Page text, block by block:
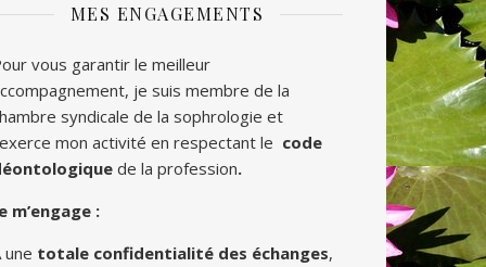
MES ENGAGEMENTS
vous garantir le meilleur
je suis membre de la
syndicale de la sophrologie et
mon activité en respectant le code
de la profession.
m’engage :
une totale confidentialité des échanges,